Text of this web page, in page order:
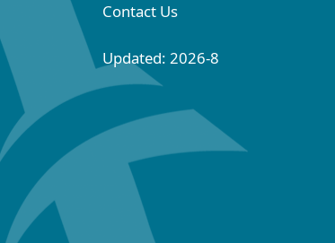
Contact Us
Updated: 2026-8